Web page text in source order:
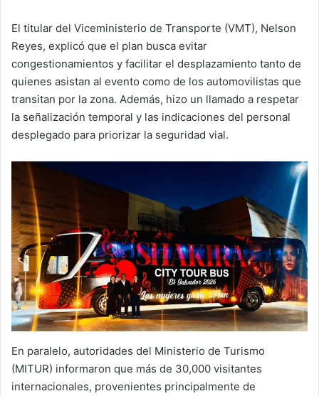
El titular del Viceministerio de Transporte (VMT), Nelson
Reyes, explicó que el plan busca evitar
congestionamientos y facilitar el desplazamiento tanto de
quienes asistan al evento como de los automovilistas que
transitan por la zona. Además, hizo un llamado a respetar
la señalización temporal y las indicaciones del personal
desplegado para priorizar la seguridad vial.
En paralelo, autoridades del Ministerio de Turismo
(MITUR) informaron que más de 30,000 visitantes
internacionales, provenientes principalmente de